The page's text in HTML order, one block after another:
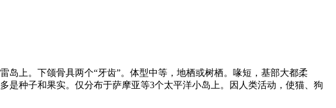
岛上。下颌骨具两个“牙齿”。体型中等，地栖或树栖。喙短，基部大都柔
种子和果实。仅分布于萨摩亚等3个太平洋小岛上。因人类活动，使猫、狗